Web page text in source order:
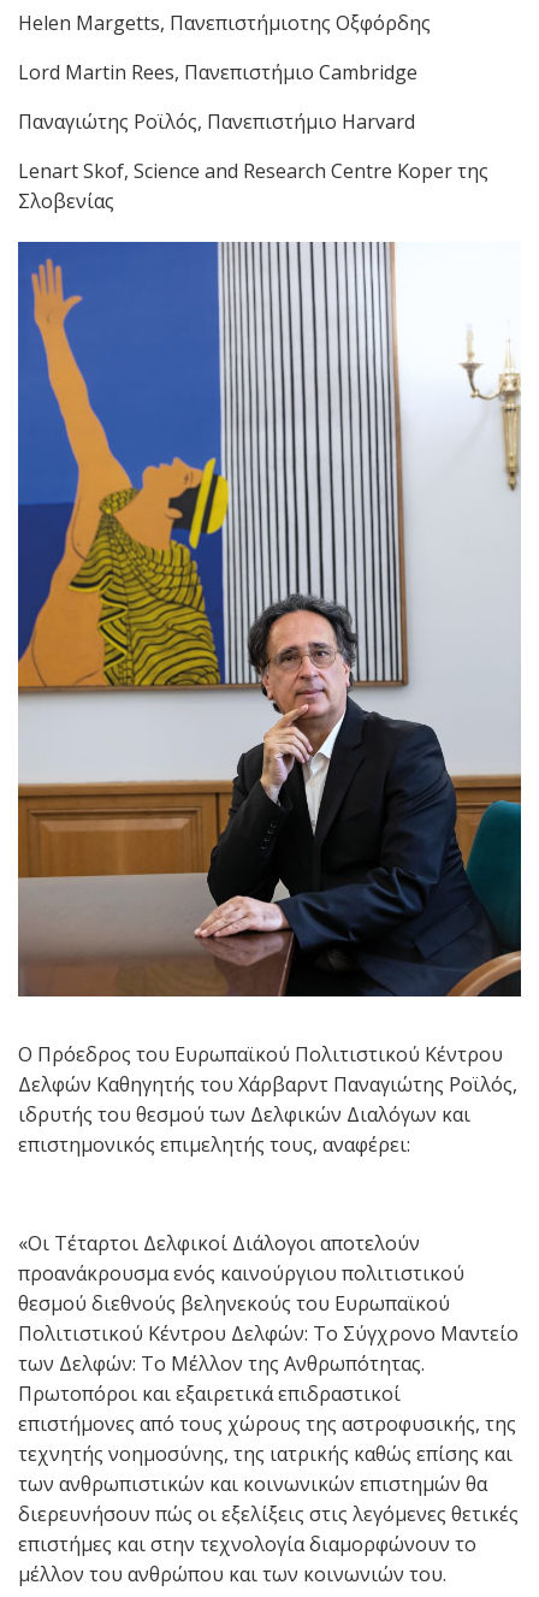
Helen Margetts, Πανεπιστήμιοτης Οξφόρδης
Lord Martin Rees, Πανεπιστήμιο Cambridge
Παναγιώτης Ροϊλός, Πανεπιστήμιο Harvard
Lenart Skof, Science and Research Centre Koper της
Σλοβενίας
Ο Πρόεδρος του Ευρωπαϊκού Πολιτιστικού Κέντρου
Δελφών Καθηγητής του Χάρβαρντ Παναγιώτης Ροϊλός,
ιδρυτής του θεσμού των Δελφικών Διαλόγων και
επιστημονικός επιμελητής τους, αναφέρει:
«Οι Τέταρτοι Δελφικοί Διάλογοι αποτελούν
προανάκρουσμα ενός καινούργιου πολιτιστικού
θεσμού διεθνούς βεληνεκούς του Ευρωπαϊκού
Πολιτιστικού Κέντρου Δελφών: Το Σύγχρονο Μαντείο
των Δελφών: Το Μέλλον της Ανθρωπότητας.
Πρωτοπόροι και εξαιρετικά επιδραστικοί
επιστήμονες από τους χώρους της αστροφυσικής, της
τεχνητής νοημοσύνης, της ιατρικής καθώς επίσης και
των ανθρωπιστικών και κοινωνικών επιστημών θα
διερευνήσουν πώς οι εξελίξεις στις λεγόμενες θετικές
επιστήμες και στην τεχνολογία διαμορφώνουν το
μέλλον του ανθρώπου και των κοινωνιών του.